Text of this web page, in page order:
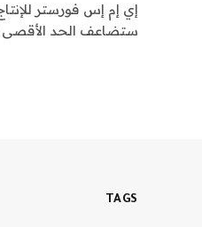
إي إم إس فورستر
ستضاعف الحد الأقصى
TAGS